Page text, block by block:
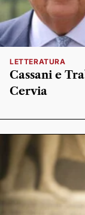
LETTERATURA
Cassani e
Cervia